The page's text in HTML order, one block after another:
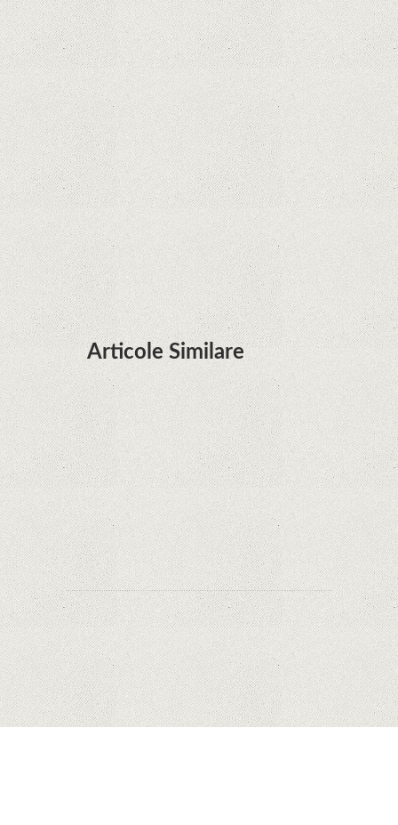
Curtea Supremă reglementează în favoarea
Google în Oracle Java Fight
Zvon: aplicațiile Google nu se mai pot instala pe
terminalele Huawei cu procesoare Kirin
Huawei P50 primeşte o posibilă dată de lansare
şi e mai curând decât credeam; Are cameră
telephoto cu zoom optic variabil
Articole Similare